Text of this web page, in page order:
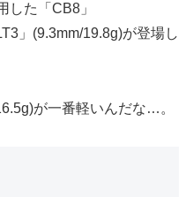
した「CB8」
」(9.3mm/19.8g)が登場し
が一番軽いんだな…。